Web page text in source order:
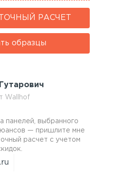
РАСЧЕТ
образцы
Wallhof
панелей, выбранного
— пришлите мне
расчет с учетом